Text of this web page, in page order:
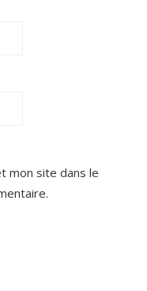
mon site dans le